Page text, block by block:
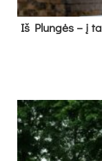
Iš Plungės – į